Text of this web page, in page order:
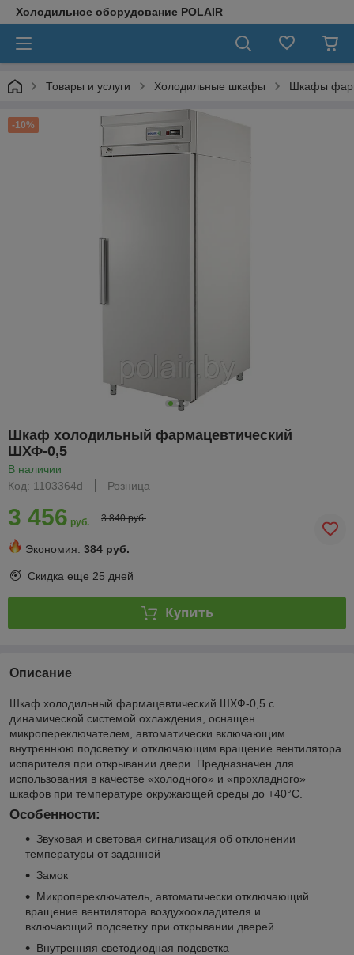
Холодильное оборудование POLAIR
Товары и услуги Холодильные шкафы Шкафы
-10%
Шкаф холодильный фармацевтический
ШХФ-0,5
В наличии
Код: 1103364d
Розница
3 456 руб. 3 840 руб.
Экономия: 384 руб.
Скидка еще 25 дней
Купить
Описание
Шкаф холодильный фармацевтический ШХФ-0,5 с
динамической системой охлаждения, оснащен
микропереключателем, автоматически включающим
внутреннюю подсветку и отключающим вращение вентилятора
испарителя при открывании двери. Предназначен для
использования в качестве «холодного» и «прохладного»
шкафов при температуре окружающей среды до +40°С.
Особенности:
Звуковая и световая сигнализация об отклонении
температуры от заданной
Замок
Микропереключатель, автоматически отключающий
вращение вентилятора воздухоохладителя и
включающий подсветку при открывании дверей
Внутренняя светодиодная подсветка